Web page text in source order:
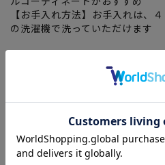
【お手入れ方法】お手入れは、
の洗濯機で洗っていただけます
素材:ポリエステル65%/綿35%
光沢感：無し
ポケット:無し
裏地:無し